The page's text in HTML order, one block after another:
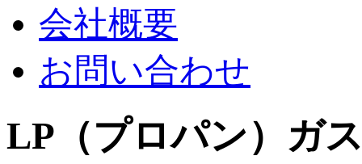
会社概要
お問い合わせ
LP（プロパン）ガ